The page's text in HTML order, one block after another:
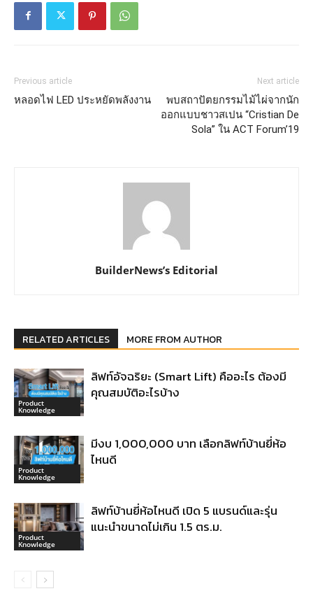
Previous article
หลอดไฟ LED ประหยัดพลังงาน
Next article
พบสถาปัตยกรรมไม้ไผ่จากนัก
ออกแบบชาวสเปน “Cristian De
Sola” ใน ACT Forum’19
BuilderNews’s Editorial
RELATED ARTICLES MORE FROM AUTHOR
Product
Knowledge
ลิฟท์อัจฉริยะ (Smart Lift) คืออะไร ต้องมี
คุณสมบัติอะไรบ้าง
Product
Knowledge
มีงบ 1,000,000 บาท เลือกลิฟท์บ้านยี่ห้อ
ไหนดี
Product
Knowledge
ลิฟท์บ้านยี่ห้อไหนดี เปิด 5 แบรนด์และรุ่น
แนะนำขนาดไม่เกิน 1.5 ตร.ม.